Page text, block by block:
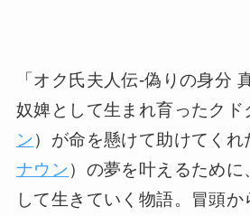
「オク氏夫人伝-偽りの身分
奴婢として生まれ育ったクド
ン）が命を懸けて助けてくれ
ナウン）の夢を叶えるために
して生きていく物語。冒頭か